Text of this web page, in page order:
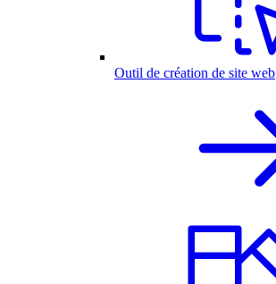
Outil de création de site web